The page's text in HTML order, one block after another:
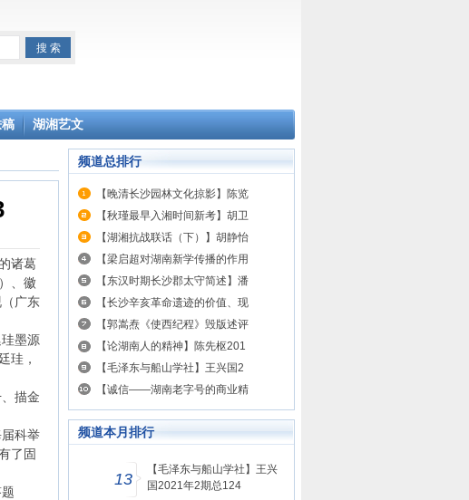
湖湘艺文
诸葛
、徽
广东
墨源
珪，
描金
科举
了固
频道总排行
【晚清长沙园林文化掠影】陈览
【秋瑾最早入湘时间新考】胡卫
【湖湘抗战联话（下）】胡静怡
【梁启超对湖南新学传播的作用
【东汉时期长沙郡太守简述】潘
【长沙辛亥革命遗迹的价值、现
【郭嵩焘《使西纪程》毁版述评
【论湖南人的精神】陈先枢201
【毛泽东与船山学社】王兴国2
【诚信——湖南老字号的商业精
频道本月排行
13
【毛泽东与船山学社】王兴
国2021年2期总124